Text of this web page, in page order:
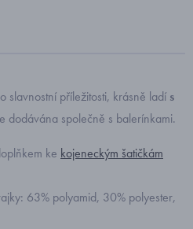
slavnostní příležitosti, krásně ladí s
dodávána společně s balerínkami.
ke kojeneckým šatičkám
63% polyamid, 30% polyester,